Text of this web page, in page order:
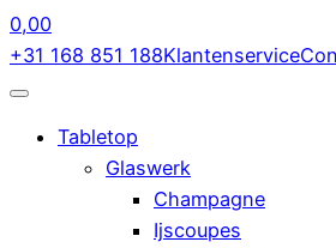
0,00
+31 168 851 188Klantenservice
Tabletop
Glaswerk
Champagne
Ijscoupes